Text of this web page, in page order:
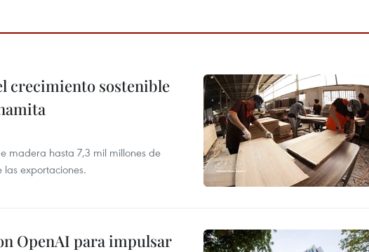
crecimiento sostenible
madera hasta 7,3 mil millones de
exportaciones.
OpenAI para impulsar